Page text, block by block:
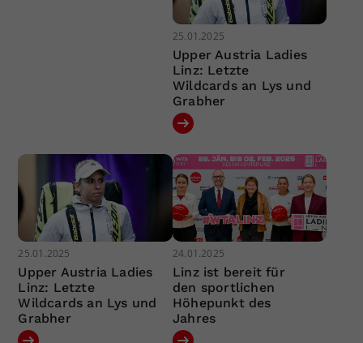
25.01.2025
Upper Austria Ladies
Linz: Letzte
Wildcards an Lys und
Grabher
25.01.2025
Upper Austria Ladies
Linz: Letzte
Wildcards an Lys und
Grabher
24.01.2025
Linz ist bereit für
den sportlichen
Höhepunkt des
Jahres